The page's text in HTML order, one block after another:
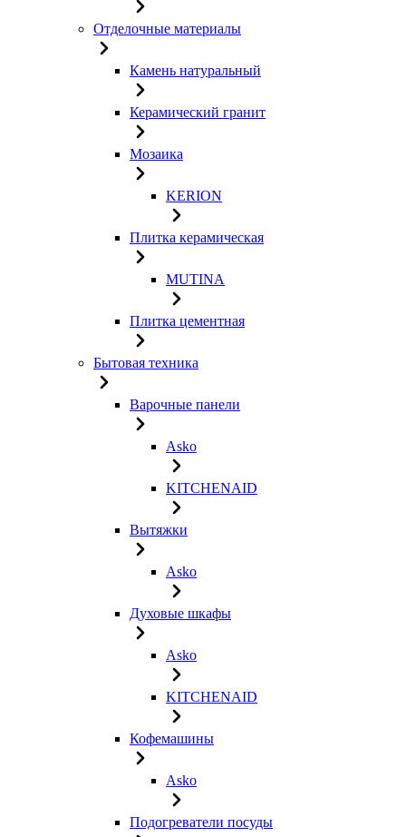
Отделочные материалы
Камень натуральный
Керамический гранит
Мозаика
KERION
Плитка керамическая
MUTINA
Плитка цементная
Бытовая техника
Варочные панели
Asko
KITCHENAID
Вытяжки
Asko
Духовые шкафы
Asko
KITCHENAID
Кофемашины
Asko
Подогреватели посуды